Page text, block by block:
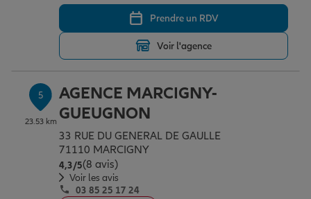
Prendre un RDV
Voir l'agence
5
23.53 km
AGENCE MARCIGNY-
GUEUGNON
33 RUE DU GENERAL DE GAULLE
71110 MARCIGNY
4,3/5Note de 4.3 sur 5
(8 avis)
Voir les avis
03 85 25 17 24